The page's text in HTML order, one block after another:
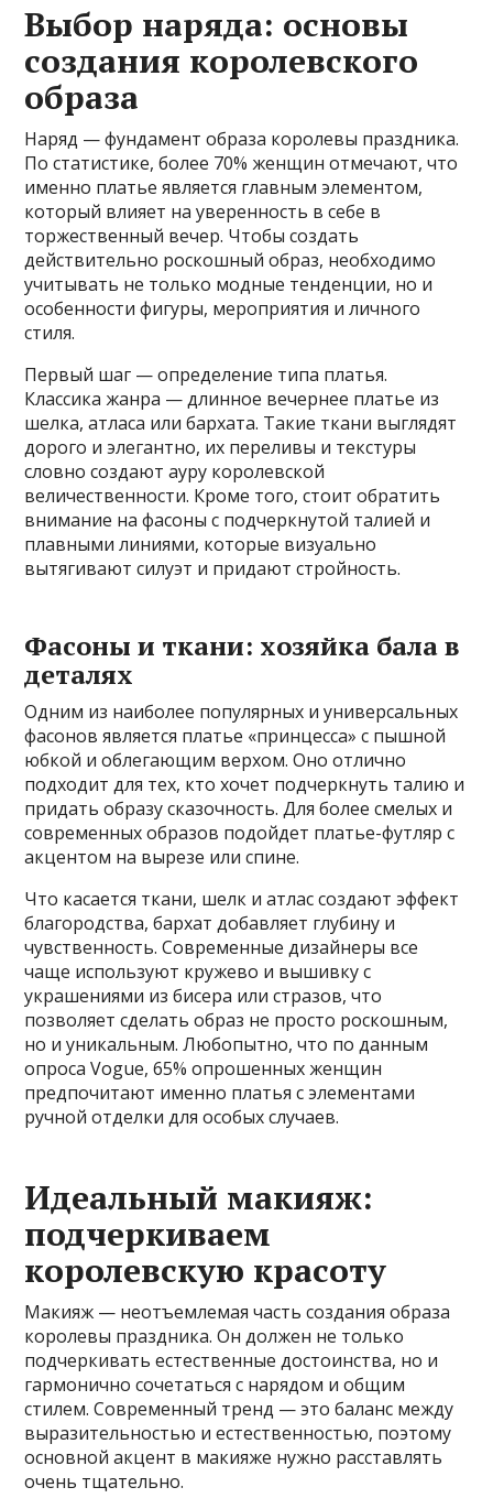
Выбор наряда: основы
создания королевского
образа
Наряд — фундамент образа королевы праздника.
По статистике, более 70% женщин отмечают, что
именно платье является главным элементом,
который влияет на уверенность в себе в
торжественный вечер. Чтобы создать
действительно роскошный образ, необходимо
учитывать не только модные тенденции, но и
особенности фигуры, мероприятия и личного
стиля.
Первый шаг — определение типа платья.
Классика жанра — длинное вечернее платье из
шелка, атласа или бархата. Такие ткани выглядят
дорого и элегантно, их переливы и текстуры
словно создают ауру королевской
величественности. Кроме того, стоит обратить
внимание на фасоны с подчеркнутой талией и
плавными линиями, которые визуально
вытягивают силуэт и придают стройность.
Фасоны и ткани: хозяйка бала в
деталях
Одним из наиболее популярных и универсальных
фасонов является платье «принцесса» с пышной
юбкой и облегающим верхом. Оно отлично
подходит для тех, кто хочет подчеркнуть талию и
придать образу сказочность. Для более смелых и
современных образов подойдет платье-футляр с
акцентом на вырезе или спине.
Что касается ткани, шелк и атлас создают эффект
благородства, бархат добавляет глубину и
чувственность. Современные дизайнеры все
чаще используют кружево и вышивку с
украшениями из бисера или стразов, что
позволяет сделать образ не просто роскошным,
но и уникальным. Любопытно, что по данным
опроса Vogue, 65% опрошенных женщин
предпочитают именно платья с элементами
ручной отделки для особых случаев.
Идеальный макияж:
подчеркиваем
королевскую красоту
Макияж — неотъемлемая часть создания образа
королевы праздника. Он должен не только
подчеркивать естественные достоинства, но и
гармонично сочетаться с нарядом и общим
стилем. Современный тренд — это баланс между
выразительностью и естественностью, поэтому
основной акцент в макияже нужно расставлять
очень тщательно.